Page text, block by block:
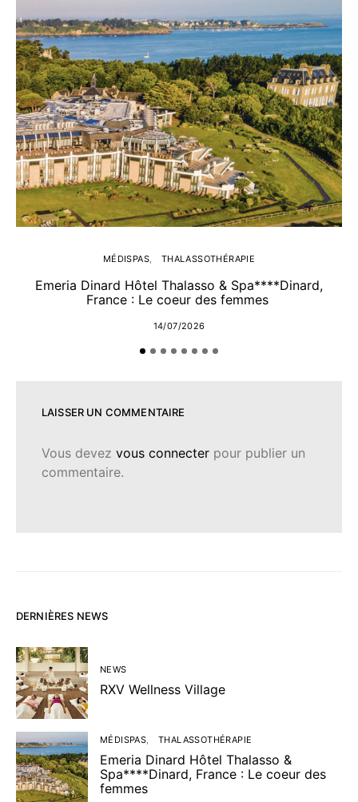
MÉDISPAS THALASSOTHÉRAPIE
Emeria Dinard Hôtel Thalasso & Spa****Dinard,
France : Le coeur des femmes
14/07/2026
LAISSER UN COMMENTAIRE
Vous devez vous connecter pour publier un
commentaire.
DERNIÈRES NEWS
NEWS
RXV Wellness Village
MÉDISPAS THALASSOTHÉRAPIE
Emeria Dinard Hôtel Thalasso &
Spa****Dinard, France : Le coeur des
femmes